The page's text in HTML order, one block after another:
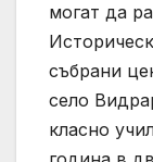
могат да
събрани
село
класно